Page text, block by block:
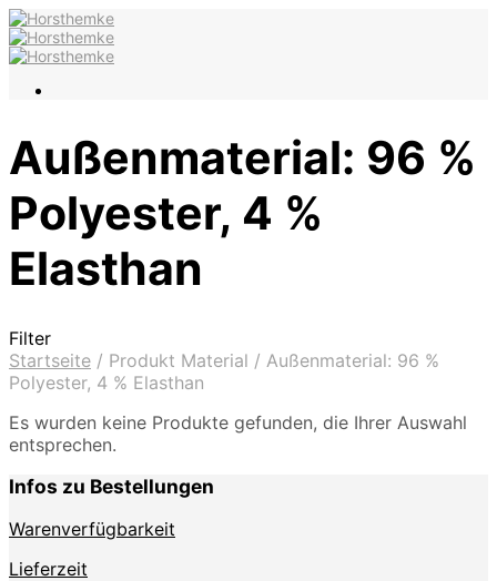
Außenmaterial: 96 %
Polyester, 4 %
Elasthan
Filter
Startseite / Produkt Material / Außenmaterial: 96 %
Polyester, 4 % Elasthan
Es wurden keine Produkte gefunden, die Ihrer Auswahl
entsprechen.
Infos zu Bestellungen
Warenverfügbarkeit
Lieferzeit